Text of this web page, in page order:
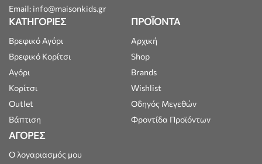
Email: info@maisonkids.gr
ΚΑΤΗΓΟΡΙΕΣ
Βρεφικό Αγόρι
Βρεφικό Κορίτσι
Αγόρι
Κορίτσι
Outlet
Βάπτιση
ΠΡΟΪΟΝΤΑ
Αρχική
Shop
Brands
Wishlist
Οδηγός Μεγεθών
Φροντίδα Προϊόντων
ΑΓΟΡΕΣ
Ο λογαριασμός μου